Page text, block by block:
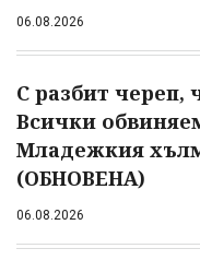
06.08.2026
С разбит череп,
Всички
Младежкия
(ОБНОВЕНА)
06.08.2026